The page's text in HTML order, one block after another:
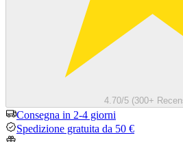
4.70/5 (300+
Consegna in 2-4 giorni
Spedizione gratuita da 50 €